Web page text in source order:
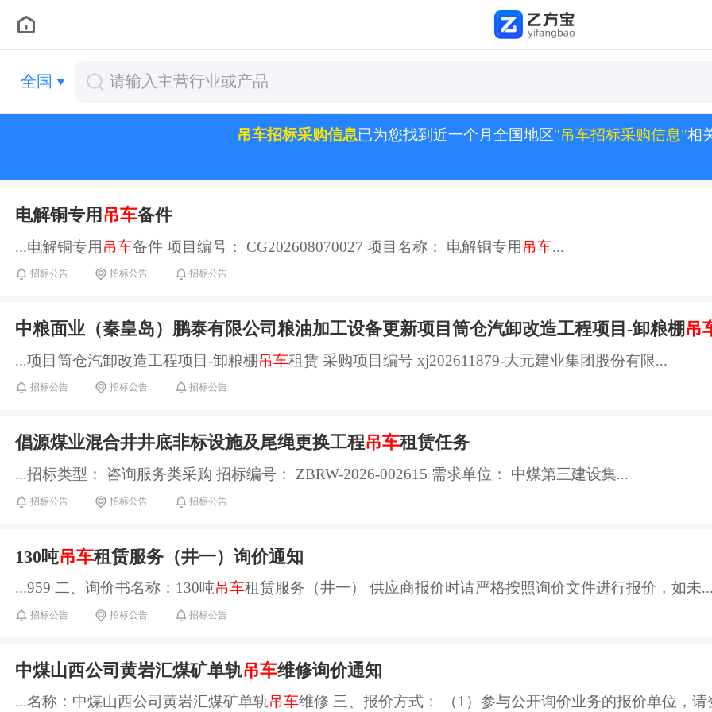
全国
吊车招标采购信息已为您找到近一个月全国地区"吊车招标采购信息"相
电解铜专用 吊车备件
...电解铜专用吊车备件 项目编号： CG202608070027 项目名称： 电解铜专用吊车...
招标公告 招标公告 招标公告
中粮面业（秦皇岛）鹏泰有限公司粮油加工设备更新项目筒仓汽卸改造工程项目-卸粮棚 吊
...项目筒仓汽卸改造工程项目-卸粮棚吊车租赁 采购项目编号 xj202611879-大元建业集团股份有限...
招标公告 招标公告 招标公告
倡源煤业混合井井底非标设施及尾绳更换工程吊车租赁任务
...招标类型： 咨询服务类采购 招标编号： ZBRW-2026-002615 需求单位： 中煤第三建设集...
招标公告 招标公告 招标公告
130吨吊车租赁服务（井一）询价通知
...959 二、询价书名称：130吨吊车租赁服务（井一） 供应商报价时请严格按照询价文件进行报价，如未...
招标公告 招标公告 招标公告
中煤山西公司黄岩汇煤矿单轨吊车维修询价通知
...名称：中煤山西公司黄岩汇煤矿单轨吊车维修 三、报价方式： （1）参与公开询价业务的报价单位，请